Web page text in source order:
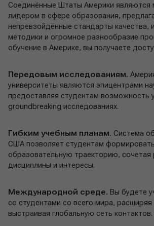
Соединённые Штаты Америки являются
лидером в сфере образования,
непревзойдённые стандарты качества,
методики и огромное разнообразие
обучение в Америке, вы получаете
Передовым исследованиям.
университеты являются эпицентрами
предоставляя студентам возможность
groundbreaking исследованиях.
Гибким учебным планам. Система
США позволяет студентам
образовательную траекторию, сочетая
дисциплины и интересы.
Международной среде. Вы будете
со студентами со всего мира, расширяя
выстраивая глобальную сеть контактов.